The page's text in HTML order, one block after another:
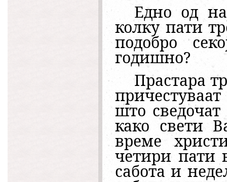
Едно од
колку пати
подобро
годишно?
Прастара
што
како свети
време
четири пати
сабота и